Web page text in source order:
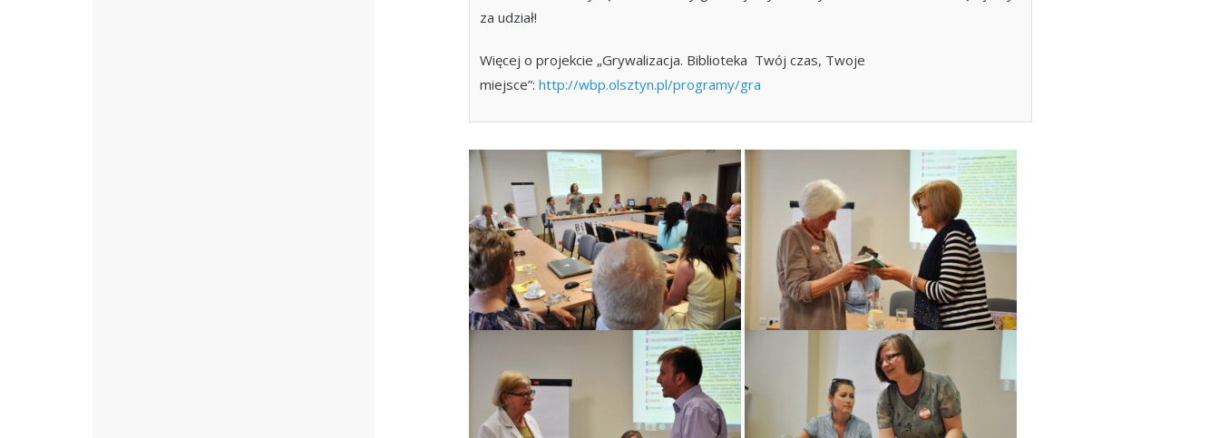
za udział!
Więcej o projekcie „Grywalizacja. Biblioteka  Twój czas, Twoje
miejsce”: http://wbp.olsztyn.pl/programy/gra